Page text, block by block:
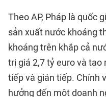
Theo AP, Pháp là quốc
sản xuất nước khoáng
khoáng trên khắp cả
trị giá 2,7 tỷ euro và
tiếp và gián tiếp. Chính
hưởng đến một doanh